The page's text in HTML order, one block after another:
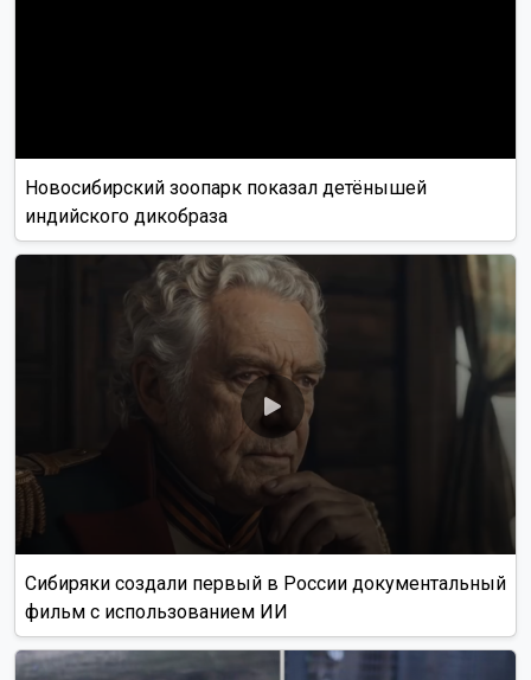
Новосибирский зоопарк показал детёнышей
индийского дикобраза
Сибиряки создали первый в России документальный
фильм с использованием ИИ